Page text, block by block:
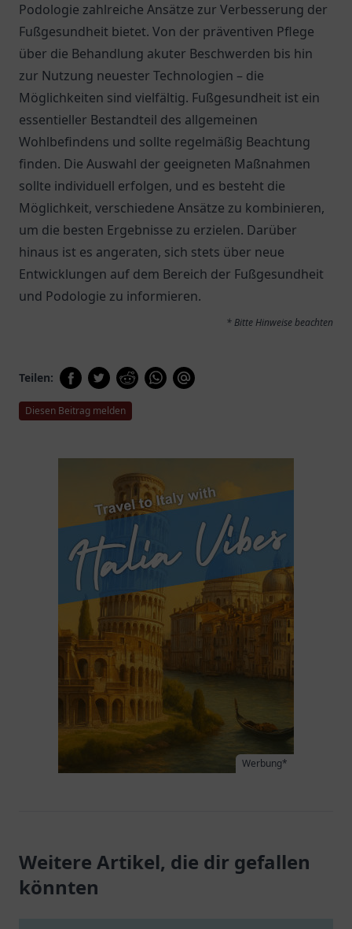
Podologie zahlreiche Ansätze zur Verbesserung der
Fußgesundheit bietet. Von der präventiven Pflege
über die Behandlung akuter Beschwerden bis hin
zur Nutzung neuester Technologien – die
Möglichkeiten sind vielfältig. Fußgesundheit ist ein
essentieller Bestandteil des allgemeinen
Wohlbefindens und sollte regelmäßig Beachtung
finden. Die Auswahl der geeigneten Maßnahmen
sollte individuell erfolgen, und es besteht die
Möglichkeit, verschiedene Ansätze zu kombinieren,
um die besten Ergebnisse zu erzielen. Darüber
hinaus ist es angeraten, sich stets über neue
Entwicklungen auf dem Bereich der Fußgesundheit
und Podologie zu informieren.
* Bitte Hinweise beachten
Teilen:
Diesen Beitrag melden
Werbung*
Weitere Artikel, die dir gefallen
könnten